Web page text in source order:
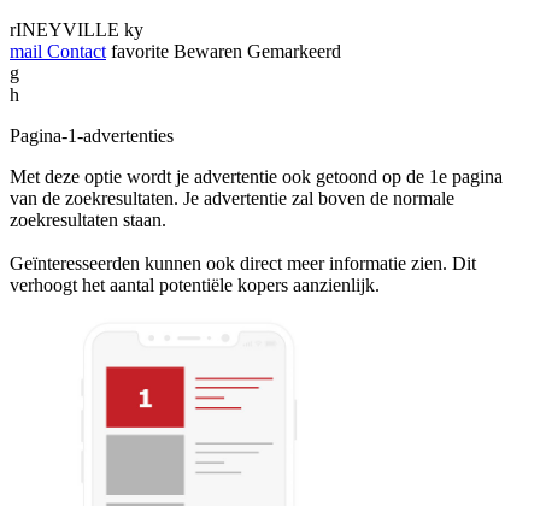
rINEYVILLE ky
mail Contact favorite Bewaren Gemarkeerd
g
h
Pagina-1-advertenties
Met deze optie wordt je advertentie ook getoond op de 1e pagina
van de zoekresultaten. Je advertentie zal boven de normale
zoekresultaten staan.
Geïnteresseerden kunnen ook direct meer informatie zien. Dit
verhoogt het aantal potentiële kopers aanzienlijk.